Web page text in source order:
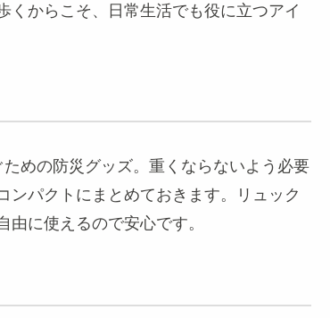
くからこそ、日常生活でも役に立つアイ
めの防災グッズ。重くならないよう必要
ンパクトにまとめておきます。リュック
に使えるので安心です。